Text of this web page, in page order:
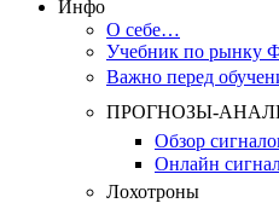
Инфо
О себе…
Учебник по рынку
Важно перед
ПРОГНОЗЫ-
Обзор
Онлайн
Лохотроны